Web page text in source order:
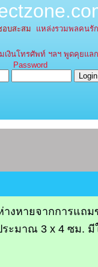
อบสะสม แหล่งรวมพลคนรั
เงินโทรศัพท์ ฯลฯ พูดคุยแล
งหายจากการแถ
ระมาณ 3 x 4 ซม.